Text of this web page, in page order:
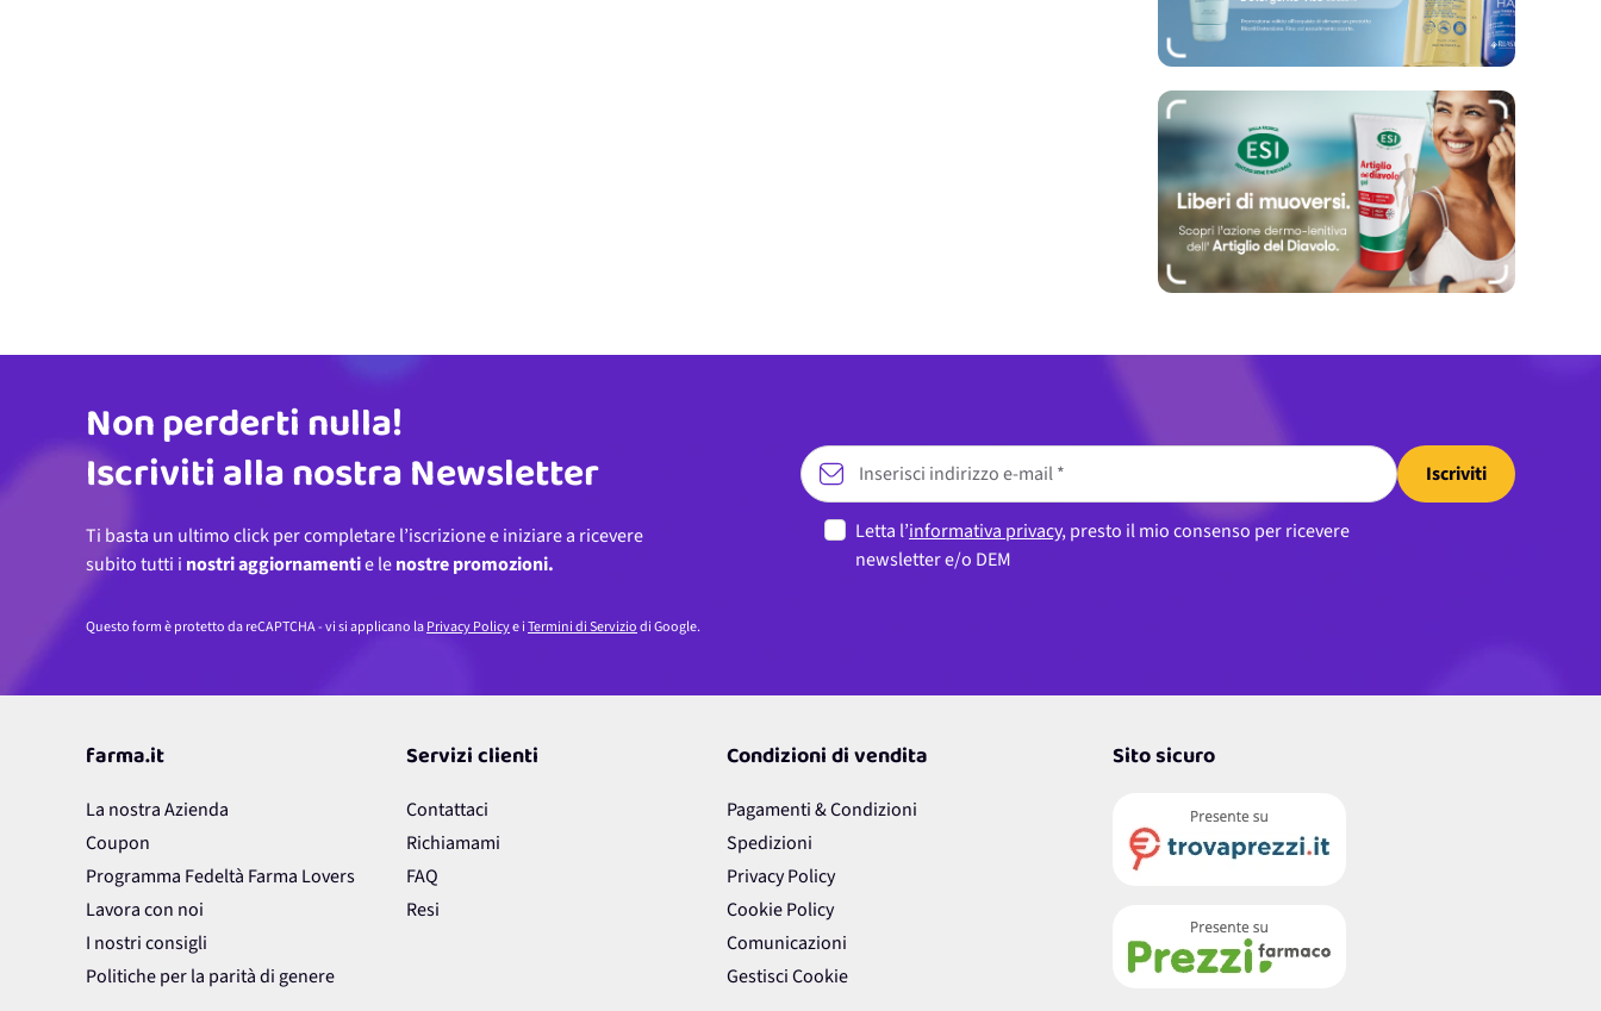
Non perderti nulla!
Iscriviti alla nostra Newsletter
Ti basta un ultimo click per completare l’iscrizione e iniziare a ricevere
farma.it
La nostra Azienda
Coupon
Programma Fedeltà Farma Lovers
Lavora con noi
Servizi clienti
Contattaci
Richiamami
Condizioni di vendita
Pagamenti & Condizioni
Spedizioni
Privacy Policy
Cookie Policy
Sito sicuro
4,7/5
122.208